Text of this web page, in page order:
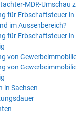
MDR-Umschau
für Erbschaftsteuer in
im Aussenbereich?
für Erbschaftsteuer in
von
von
in Sachsen